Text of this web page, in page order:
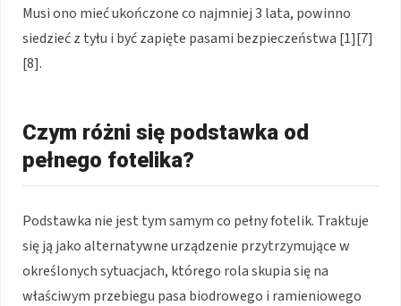
Musi ono mieć ukończone co najmniej 3 lata, powinno
siedzieć z tyłu i być zapięte pasami bezpieczeństwa [1][7]
[8].
Czym różni się podstawka od
pełnego fotelika?
Podstawka nie jest tym samym co pełny fotelik. Traktuje
się ją jako alternatywne urządzenie przytrzymujące w
określonych sytuacjach, którego rola skupia się na
właściwym przebiegu pasa biodrowego i ramieniowego